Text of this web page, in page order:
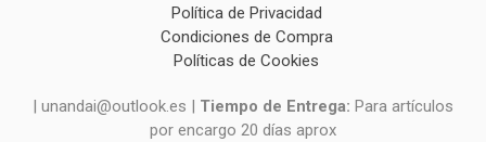
Política de Privacidad
Condiciones de Compra
Políticas de Cookies
| unandai@outlook.es | Tiempo de Entrega: Para artículos
por encargo 20 días aprox